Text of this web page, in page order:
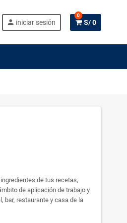
person iniciar sesión
0
S/ 0
de tus recetas,
de aplicación de trabajo y
bar, restaurante y casa de la